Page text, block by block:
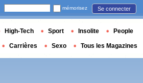
mémorisez Se connecter
High-Tech Sport Insolite People
Carrières Sexo Tous les Magazines